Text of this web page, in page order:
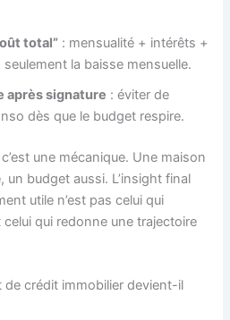
total” : mensualité + intérêts +
la baisse mensuelle.
après signature : éviter de
dès que le budget respire.
une mécanique. Une maison
un budget aussi. L’insight final
utile n’est pas celui qui
celui qui redonne une trajectoire
crédit immobilier devient-il